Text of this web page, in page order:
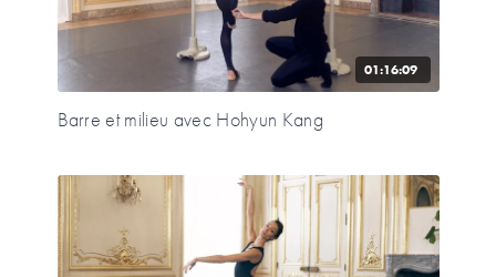
01:16:09
Barre et milieu avec Hohyun Kang